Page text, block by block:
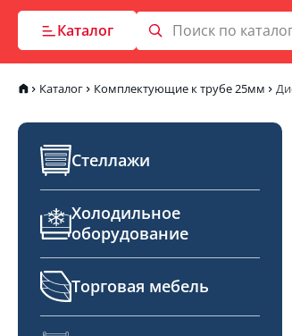
Каталог
Каталог Комплектующие к трубе 25мм
Стеллажи
Холодильное
оборудование
Торговая мебель